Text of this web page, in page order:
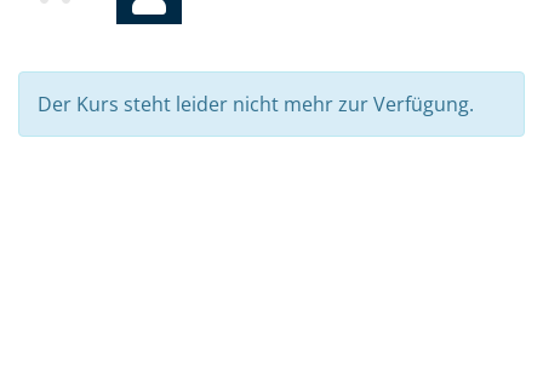
Der Kurs steht leider nicht mehr zur Verfügung.